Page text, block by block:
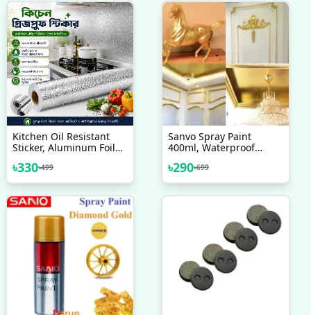
Kitchen Oil Resistant
Sticker, Aluminum Foil
Fouling High-
Temperature Self-
Wall Sticker
৳330৳499
Sanvo Spray Paint
400ml, Waterproof
Diamond Gold) Color
Aerosol Spray Paint,
৳290৳699